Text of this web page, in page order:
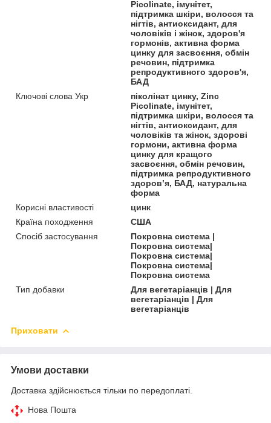
Picolinate, імунітет,
підтримка шкіри, волосся та
нігтів, антиоксидант, для
чоловіків і жінок, здоров'я
гормонів, активна форма
цинку для засвоєння, обмін
речовин, підтримка
репродуктивного здоров'я,
БАД
Ключові слова Укр
піколінат цинку, Zinc
Picolinate, імунітет,
підтримка шкіри, волосся та
нігтів, антиоксидант, для
чоловіків та жінок, здорові
гормони, активна форма
цинку для кращого
засвоєння, обмін речовин,
підтримка репродуктивного
здоров’я, БАД, натуральна
форма
Корисні властивості
цинк
Країна походження
США
Спосіб застосування
Покровна система |
Покровна система|
Покровна система|
Покровна система|
Покровна система
Тип добавки
Для вегетаріанців | Для
вегетаріанців | Для
вегетаріанців
Приховати
Умови доставки
Доставка здійснюється тільки по передоплаті.
Нова Пошта